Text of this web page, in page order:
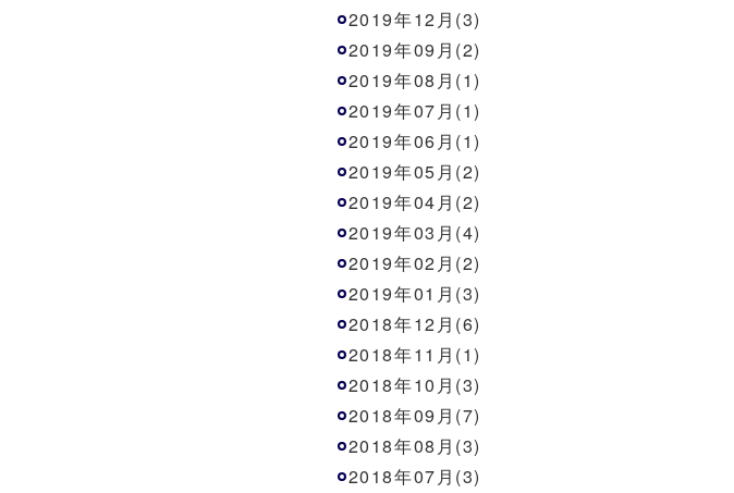
2019年12月(3)
2019年09月(2)
2019年08月(1)
2019年07月(1)
2019年06月(1)
2019年05月(2)
2019年04月(2)
2019年03月(4)
2019年02月(2)
2019年01月(3)
2018年12月(6)
2018年11月(1)
2018年10月(3)
2018年09月(7)
2018年08月(3)
2018年07月(3)